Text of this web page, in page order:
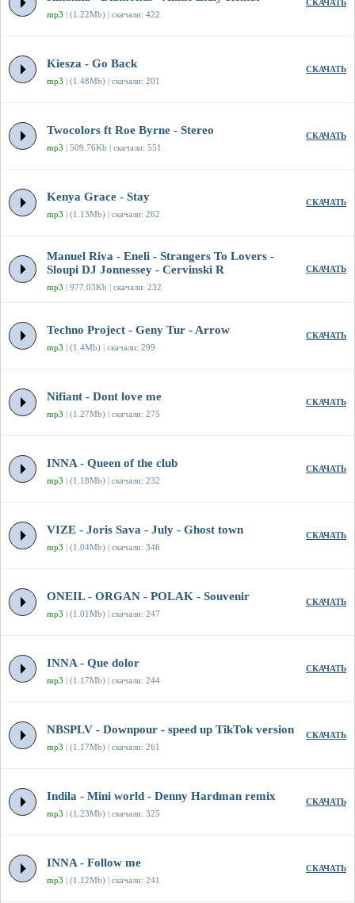
mp3 | (1.22Mb) | скачали: 422
СКАЧАТЬ
Kiesza - Go Back
mp3 | (1.48Mb) | скачали: 201
СКАЧАТЬ
Twocolors ft Roe Byrne - Stereo
mp3 | 509.76Kb | скачали: 551
СКАЧАТЬ
Kenya Grace - Stay
mp3 | (1.13Mb) | скачали: 262
СКАЧАТЬ
Manuel Riva - Eneli - Strangers To Lovers -
Sloupi DJ Jonnessey - Cervinski R
mp3 | 977.03Kb | скачали: 232
СКАЧАТЬ
Techno Project - Geny Tur - Arrow
mp3 | (1.4Mb) | скачали: 299
СКАЧАТЬ
Nifiant - Dont love me
mp3 | (1.27Mb) | скачали: 275
СКАЧАТЬ
INNA - Queen of the club
mp3 | (1.18Mb) | скачали: 232
СКАЧАТЬ
VIZE - Joris Sava - July - Ghost town
mp3 | (1.04Mb) | скачали: 346
СКАЧАТЬ
ONEIL - ORGAN - POLAK - Souvenir
mp3 | (1.01Mb) | скачали: 247
СКАЧАТЬ
INNA - Que dolor
mp3 | (1.17Mb) | скачали: 244
СКАЧАТЬ
NBSPLV - Downpour - speed up TikTok version
mp3 | (1.17Mb) | скачали: 261
СКАЧАТЬ
Indila - Mini world - Denny Hardman remix
mp3 | (1.23Mb) | скачали: 325
СКАЧАТЬ
INNA - Follow me
mp3 | (1.12Mb) | скачали: 241
СКАЧАТЬ